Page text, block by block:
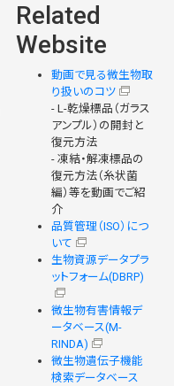
Related
Website
動画で見る微生物取
り扱いのコツ
- L-乾燥標品（ガラス
アンプル）の開封と
復元方法
- 凍結・解凍標品の
復元方法（糸状菌
編）等を動画でご紹
介
品質管理（ISO）につ
いて
生物資源データプラ
ットフォーム(DBRP)
微生物有害情報デ
ータベース(M-
RINDA)
微生物遺伝子機能
検索データベース